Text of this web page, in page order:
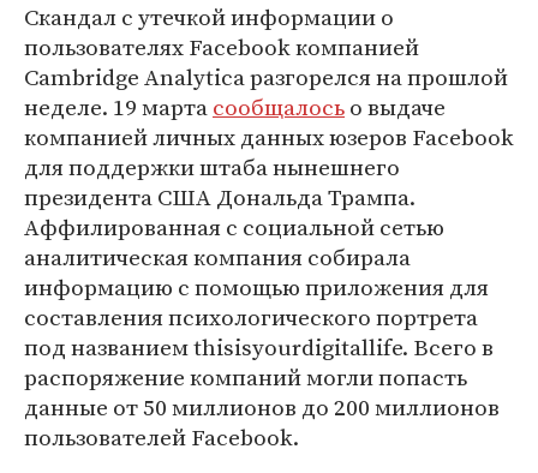
Скандал с утечкой информации о
пользователях Facebook компанией
Cambridge Analytica разгорелся на прошлой
неделе. 19 мартасообщалосьо выдаче
компанией личных данных юзеров Facebook
для поддержки штаба нынешнего
президента США Дональда Трампа.
Аффилированная с социальной сетью
аналитическая компания собирала
информацию с помощью приложения для
составления психологического портрета
под названием thisisyourdigitallife. Всего в
распоряжение компаний могли попасть
данные от 50 миллионов до 200 миллионов
пользователей Facebook.